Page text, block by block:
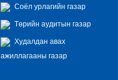
Соёл урлагийн газар
Төрийн аудитын газар
Худалдан авах
ажиллагааны газар